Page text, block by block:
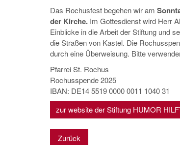
Das Rochusfest begehen wir am
der Kirche. Im Gottesdienst wird Herr
Einblicke in die Arbeit der Stiftung und
die Straßen von Kastel. Die
durch eine Überweisung. Bitte
Pfarrei St. Rochus
Rochusspende 2025
IBAN: DE14 5519 0000 0011 1040 31
zur website der Stiftung HUMOR
Zurück